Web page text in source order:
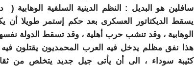
سافلين هو البديل : النظم الدينية السلفية
يسقط الديكتاتور العسكرى بعد حكم إستمر طويلا أن
الوهابية ، وقد تنشب حرب أهلية ، وقد تسقط الدولة
هذا نفق مظلم يدخل فيه العرب المحمديون يقتلون
كئيبة سوداء ، الى أن يأتى جيل جديد يتخلص من